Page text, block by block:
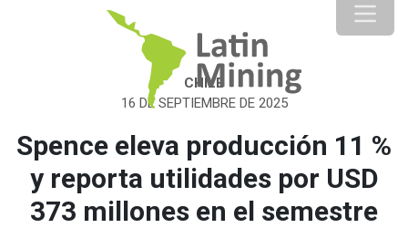
CHILE
16 DE SEPTIEMBRE DE 2025
Spence eleva producción 11 %
y reporta utilidades por USD
373 millones en el semestre